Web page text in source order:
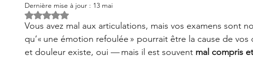
Clinique PSB à Sainte-Julie: Offres
Dernière mise à jour : 13 mai
Noté NaN étoiles sur 5.
Vous avez mal aux articulations, mais vos examens sont
qu’« une émotion refoulée » pourrait être la cause de
et douleur existe, oui — mais il est souvent mal compris